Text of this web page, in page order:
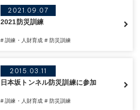
2021.09.07
2021防災訓練
# 訓練・人財育成 # 防災訓練
2015.03.11
日本坂トンネル防災訓練に参加
# 訓練・人財育成 # 防災訓練